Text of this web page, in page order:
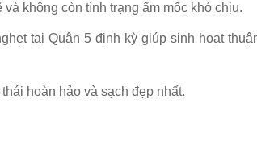
không còn tình trạng ẩm mốc khó chịu.
tại Quận 5 định kỳ giúp sinh hoạt
hoàn hảo và sạch đẹp nhất.